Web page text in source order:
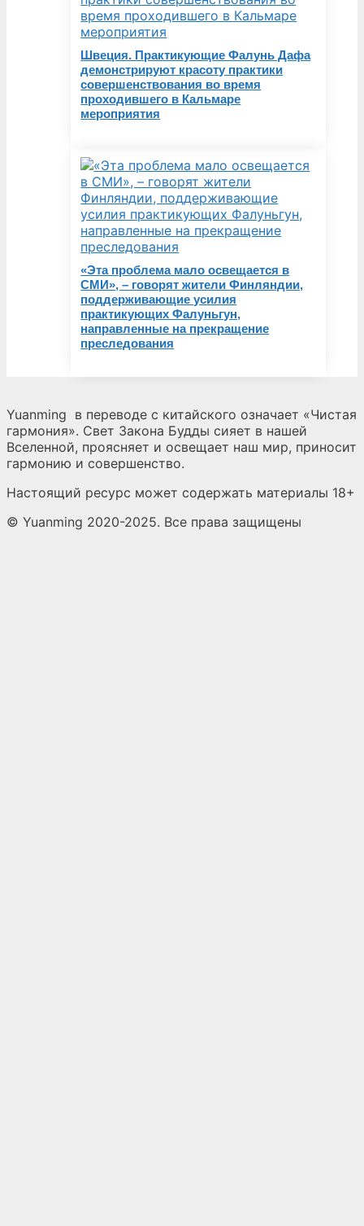
Швеция. Практикующие Фалунь Дафа
демонстрируют красоту практики
совершенствования во время
проходившего в Кальмаре
мероприятия
«Эта проблема мало освещается в
СМИ», – говорят жители Финляндии,
поддерживающие усилия
практикующих Фалуньгун,
направленные на прекращение
преследования
Yuanming в переводе с китайского означает «Чистая
гармония». Свет Закона Будды сияет в нашей
Вселенной, проясняет и освещает наш мир, приносит
гармонию и совершенство.
Настоящий ресурс может содержать материалы 18+
© Yuanming 2020-2025. Все права защищены